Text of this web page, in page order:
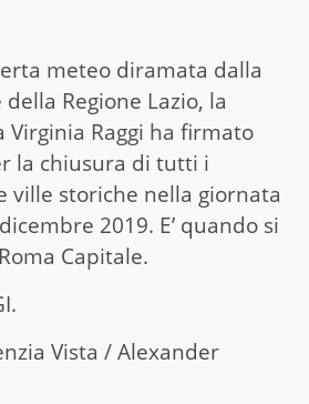
meteo diramata dalla
Regione Lazio, la
Virginia Raggi ha firmato
la chiusura di tutti i
ville storiche nella giornata
2019. E’ quando si
Capitale.
Vista / Alexander